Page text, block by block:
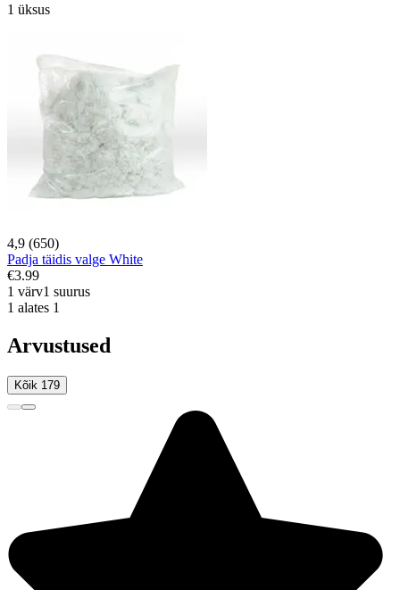
1 üksus
4,9 (650)
Padja täidis valge White
€3.99
1 värv1 suurus
1 alates 1
Arvustused
Kõik 179